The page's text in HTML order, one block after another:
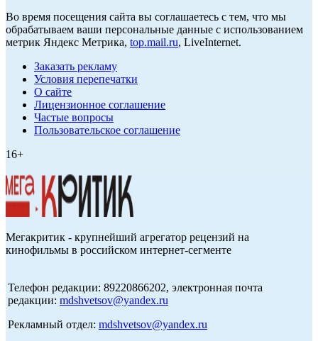
Во время посещения сайта вы соглашаетесь с тем, что мы
обрабатываем ваши персональные данные с использованием
метрик Яндекс Метрика, top.mail.ru, LiveInternet.
Заказать рекламу
Условия перепечатки
О сайте
Лицензионное соглашение
Частые вопросы
Пользовательское соглашение
16+
Мегакритик - крупнейший агрегатор рецензий на
кинофильмы в российском интернет-сегменте
Телефон редакции: 89220866202, электронная почта
редакции: mdshvetsov@yandex.ru
Рекламный отдел: mdshvetsov@yandex.ru